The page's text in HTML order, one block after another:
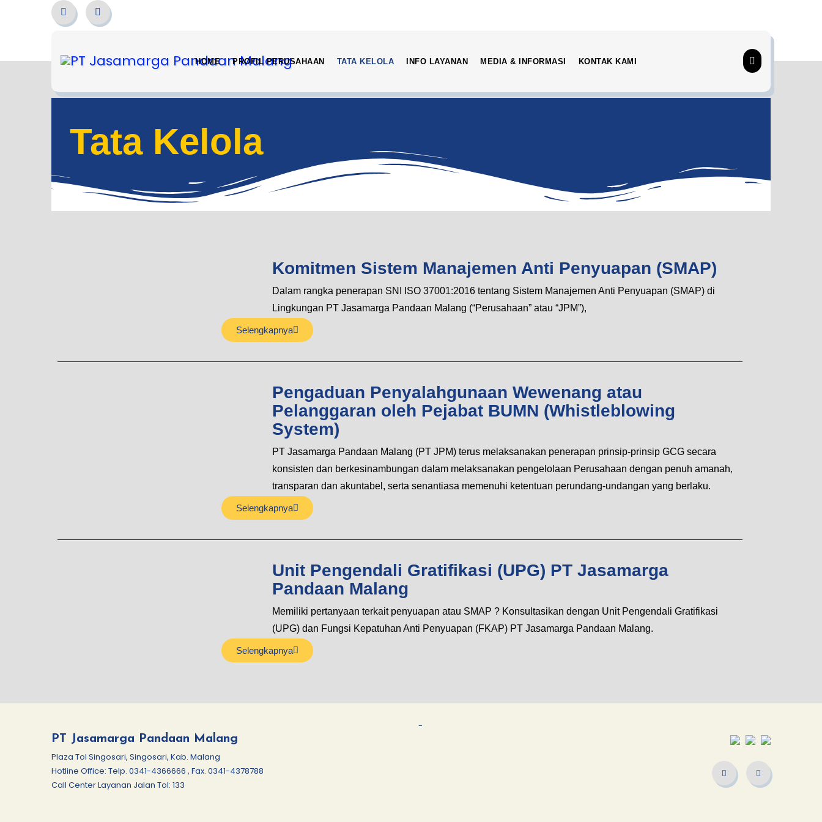
HOME PROFIL PERUSAHAAN TATA KELOLA INFO LAYANAN MEDIA & INFORMASI KONTAK KAMI
Tata Kelola
Komitmen Sistem Manajemen Anti Penyuapan (SMAP)
Dalam rangka penerapan SNI ISO 37001:2016 tentang Sistem Manajemen Anti Penyuapan (SMAP) di
Lingkungan PT Jasamarga Pandaan Malang (“Perusahaan” atau “JPM”),
Selengkapnya
Pengaduan Penyalahgunaan Wewenang atau
Pelanggaran oleh Pejabat BUMN (Whistleblowing
System)
PT Jasamarga Pandaan Malang (PT JPM) terus melaksanakan penerapan prinsip-prinsip GCG secara
konsisten dan berkesinambungan dalam melaksanakan pengelolaan Perusahaan dengan penuh amanah,
transparan dan akuntabel, serta senantiasa memenuhi ketentuan perundang-undangan yang berlaku.
Selengkapnya
Unit Pengendali Gratifikasi (UPG) PT Jasamarga
Pandaan Malang
Memiliki pertanyaan terkait penyuapan atau SMAP ? Konsultasikan dengan Unit Pengendali Gratifikasi
(UPG) dan Fungsi Kepatuhan Anti Penyuapan (FKAP) PT Jasamarga Pandaan Malang.
Selengkapnya
-
PT Jasamarga Pandaan Malang
Plaza Tol Singosari, Singosari, Kab. Malang
Hotline Office: Telp. 0341-4366666 , Fax. 0341-4378788
Call Center Layanan Jalan Tol: 133